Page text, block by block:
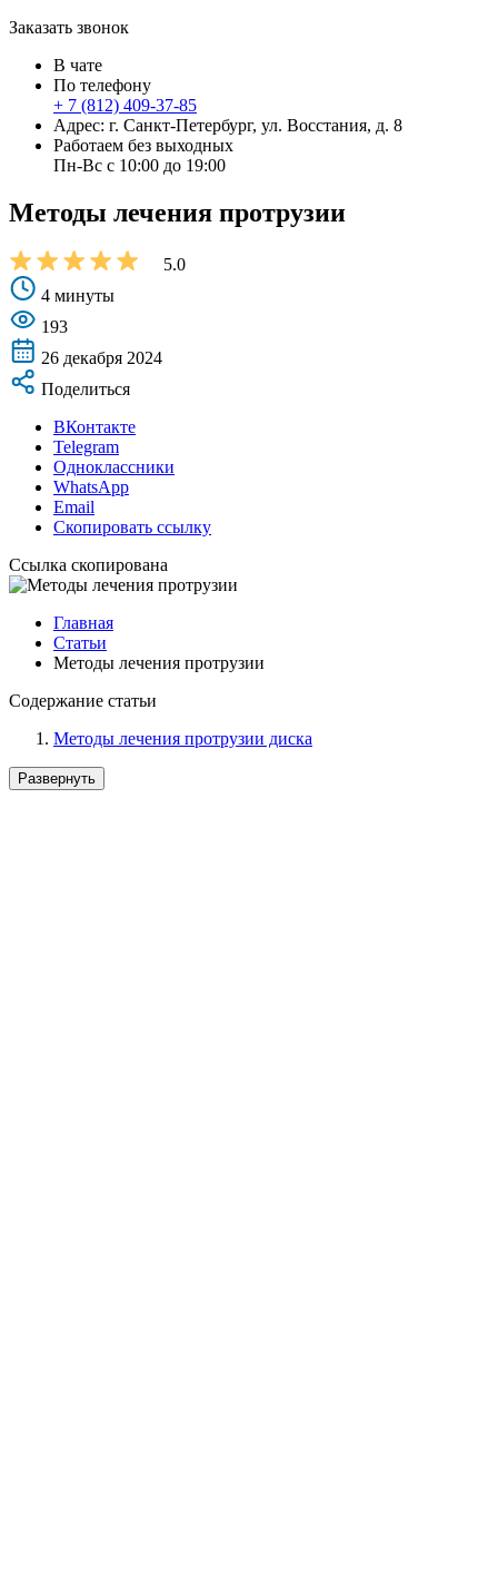
Заказать звонок
В чате
По телефону
+ 7 (812) 409-37-85
Адрес: г. Санкт-Петербург, ул. Восстания, д. 8
Работаем без выходных
Пн-Вс с 10:00 до 19:00
Методы лечения протрузии
5.0
4 минуты
193
26 декабря 2024
Поделиться
ВКонтакте
Telegram
Одноклассники
WhatsApp
Email
Скопировать ссылку
Ссылка скопирована
Главная
Статьи
Методы лечения протрузии
Содержание статьи
Методы лечения протрузии диска
Развернуть